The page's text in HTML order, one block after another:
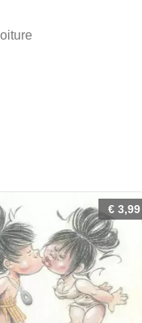
€ 3,99